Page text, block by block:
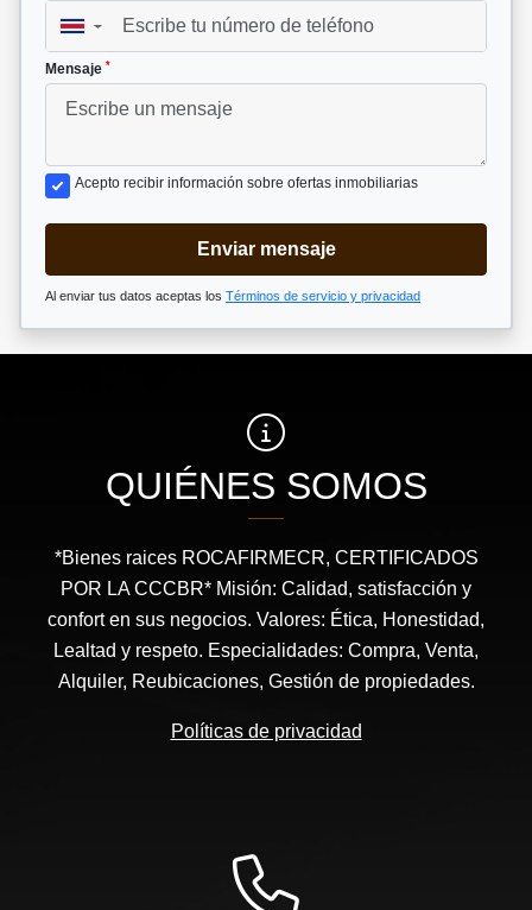
▼
Mensaje *
Acepto recibir información sobre ofertas inmobiliarias
Enviar mensaje
Al enviar tus datos aceptas los Términos de servicio y privacidad
QUIÉNES SOMOS
*Bienes raices ROCAFIRMECR, CERTIFICADOS
POR LA CCCBR* Misión: Calidad, satisfacción y
confort en sus negocios. Valores: Ética, Honestidad,
Lealtad y respeto. Especialidades: Compra, Venta,
Alquiler, Reubicaciones, Gestión de propiedades.
Políticas de privacidad